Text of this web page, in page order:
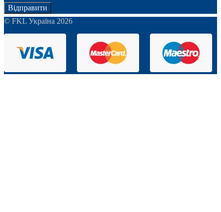
Відправити
© FKL Україна 2026